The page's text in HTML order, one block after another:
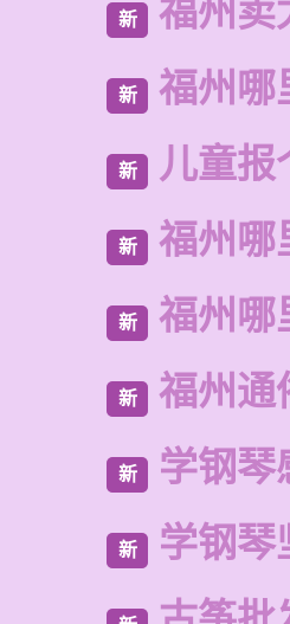
新 福州卖
新 福州哪
新 儿童报
新 福州哪
新 福州哪
新 福州通
新 学钢琴
新 学钢琴